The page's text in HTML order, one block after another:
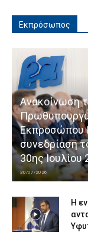
Εκπρόσωπος
Ανακοίνωση
Εκπροσώπου
συνεδρίαση
30ης Ιουλίου
30/07/2026
Η